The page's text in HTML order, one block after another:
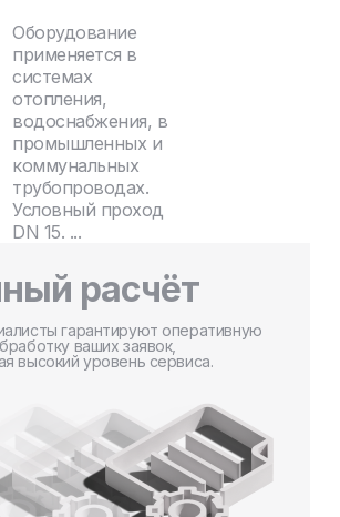
Оборудование
применяется в
системах
отопления,
водоснабжения, в
промышленных и
коммунальных
трубопроводах.
Условный проход
DN 15. ...
расчёт
гарантируют оперативную
ваших заявок,
высокий уровень сервиса.